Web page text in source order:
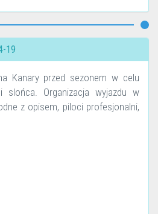
19
Kanary przed sezonem w celu
slońca. Organizacja wyjazdu w
z opisem, piloci profesjonalni,